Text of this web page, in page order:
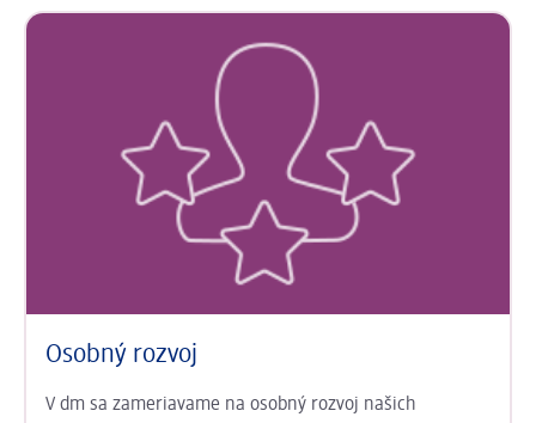
Osobný rozvoj
V dm sa zameriavame na osobný rozvoj našich